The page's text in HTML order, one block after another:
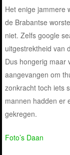
Het enige jammere
de Brabantse
niet. Zelfs google
uitgestrektheid van
Dus hongerig maar
aangevangen om
zonkracht toch iets
mannen hadden er
gekregen.
Foto’s Daan